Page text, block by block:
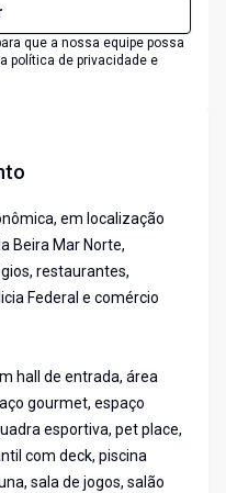
que a nossa equipe possa
política de privacidade e
em localização
Beira Mar Norte,
restaurantes,
Federal e comércio
hall de entrada, área
gourmet, espaço
esportiva, pet place,
com deck, piscina
sala de jogos, salão